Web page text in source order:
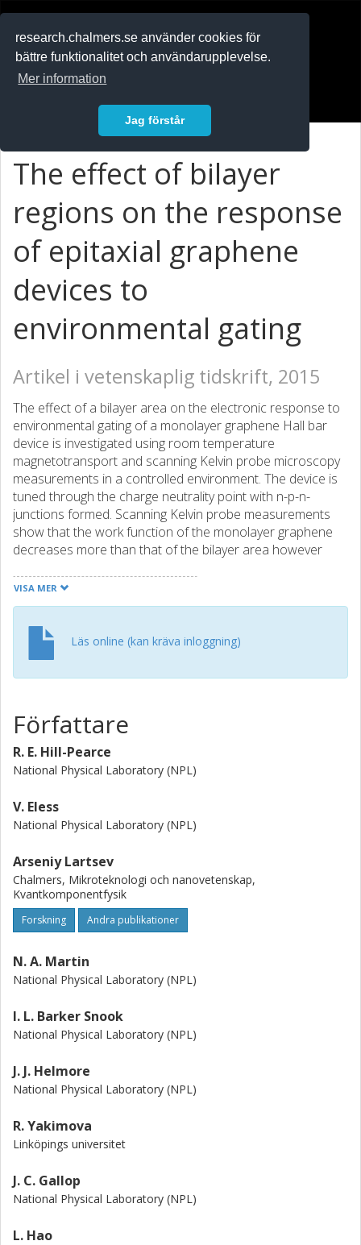
research.chalmers.se använder cookies för
bättre funktionalitet och användarupplevelse.
Mer information
Jag förstår
The effect of bilayer
regions on the response
of epitaxial graphene
devices to
environmental gating
Artikel i vetenskaplig tidskrift, 2015
The effect of a bilayer area on the electronic response to
environmental gating of a monolayer graphene Hall bar
device is investigated using room temperature
magnetotransport and scanning Kelvin probe microscopy
measurements in a controlled environment. The device is
tuned through the charge neutrality point with n-p-n-
junctions formed. Scanning Kelvin probe measurements
show that the work function of the monolayer graphene
decreases more than that of the bilayer area however
carrier concentration for bilayer graphene with
environmental gating. Interface scattering at the boundary
device response with field-dependent suppression of the
conductivity observed near the charge neutrality point.
Simultaneous electronic and environmental scanning
the areas of greatest work function change with
environmental gating.
VISA MER
Läs online (kan kräva inloggning)
Författare
R. E. Hill-Pearce
National Physical Laboratory (NPL)
V. Eless
National Physical Laboratory (NPL)
Arseniy Lartsev
Chalmers, Mikroteknologi och nanovetenskap,
Kvantkomponentfysik
Forskning Andra publikationer
N. A. Martin
National Physical Laboratory (NPL)
I. L. Barker Snook
National Physical Laboratory (NPL)
J. J. Helmore
National Physical Laboratory (NPL)
R. Yakimova
Linköpings universitet
J. C. Gallop
National Physical Laboratory (NPL)
L. Hao